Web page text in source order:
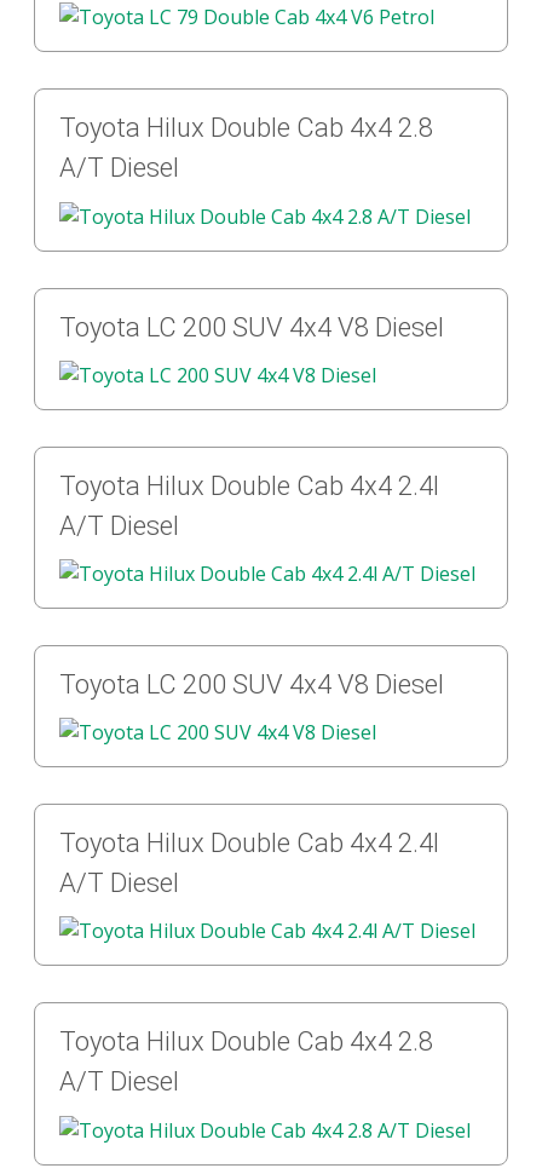
Toyota Hilux Double Cab 4x4 2.8
A/T Diesel
Toyota LC 200 SUV 4x4 V8 Diesel
Toyota Hilux Double Cab 4x4 2.4l
A/T Diesel
Toyota LC 200 SUV 4x4 V8 Diesel
Toyota Hilux Double Cab 4x4 2.4l
A/T Diesel
Toyota Hilux Double Cab 4x4 2.8
A/T Diesel